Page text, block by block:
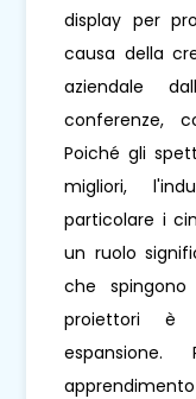
display per
causa della
aziendale
conferenze,
Poiché gli
migliori,
particolare i
un ruolo
che
proiettori è